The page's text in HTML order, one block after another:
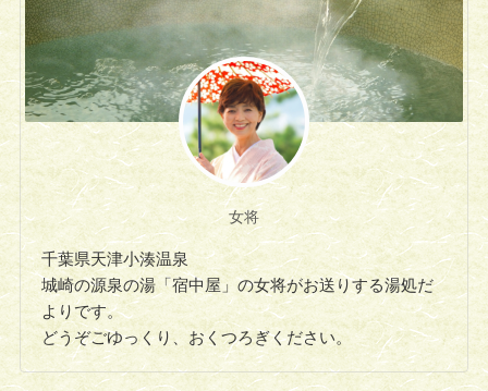
女将
千葉県天津小湊温泉
城崎の源泉の湯「宿中屋」の女将がお送りする湯処だ
よりです。
どうぞごゆっくり、おくつろぎください。